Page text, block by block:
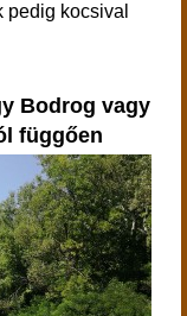
pedig kocsival
Bodrog vagy
függően